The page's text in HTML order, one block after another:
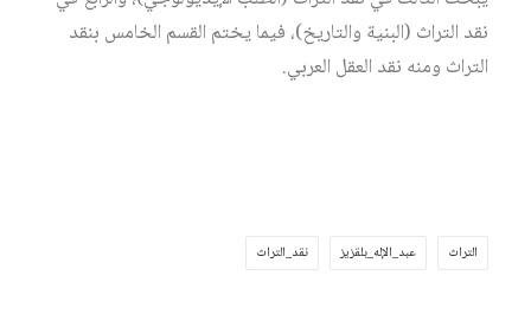
نقد التراث (البنية والتاريخ)، فيما يختم القسم الخامس بنقد
التراث ومنه نقد العقل العربي.
التراث عبد_الإله_بلقزيز نقد_التراث